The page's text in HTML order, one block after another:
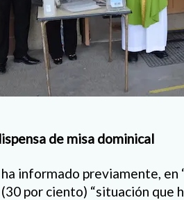
de misa dominical
informado previamente,
por ciento) “situación que